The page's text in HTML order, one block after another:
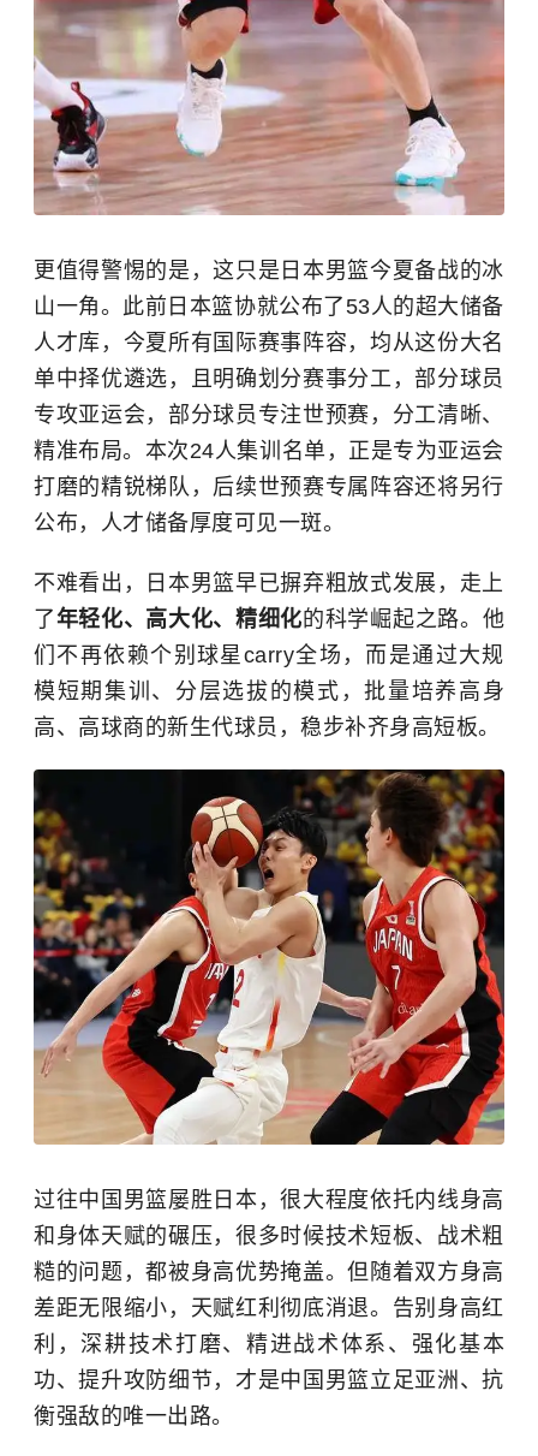
更值得警惕的是，这只是日本男篮今夏备战的冰
山一角。此前日本篮协就公布了53人的超大储备
人才库，今夏所有国际赛事阵容，均从这份大名
单中择优遴选，且明确划分赛事分工，部分球员
专攻亚运会，部分球员专注世预赛，分工清晰、
精准布局。本次24人集训名单，正是专为亚运会
打磨的精锐梯队，后续世预赛专属阵容还将另行
公布，人才储备厚度可见一斑。
不难看出，日本男篮早已摒弃粗放式发展，走上
了年轻化、高大化、精细化的科学崛起之路。他
们不再依赖个别球星carry全场，而是通过大规
模短期集训、分层选拔的模式，批量培养高身
高、高球商的新生代球员，稳步补齐身高短板。
过往中国男篮屡胜日本，很大程度依托内线身高
和身体天赋的碾压，很多时候技术短板、战术粗
糙的问题，都被身高优势掩盖。但随着双方身高
差距无限缩小，天赋红利彻底消退。告别身高红
利，深耕技术打磨、精进战术体系、强化基本
功、提升攻防细节，才是中国男篮立足亚洲、抗
衡强敌的唯一出路。